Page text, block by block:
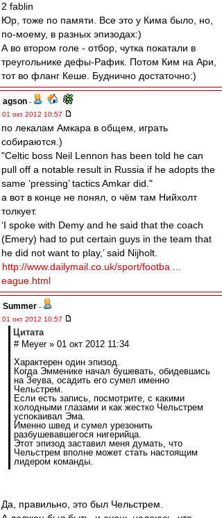
2 fablin
Юр, тоже по памяти. Все это у Кима было, но,
по-моему, в разных эпизодах:)
А во втором голе - отбор, чутка покатали в
треугольнике дефы-Рафик. Потом Ким на Ари,
тот во фланг Кеше. Буднично достаточно:)
agson -
01 окт 2012 10:57
по лекалам Амкара в общем, играть
собираются.)
"Celtic boss Neil Lennon has been told he can
pull off a notable result in Russia if he adopts the
same ‘pressing’ tactics Amkar did."
а вот в конце не понял, о чём там Нийхолт
толкует.
‘I spoke with Demy and he said that the coach
(Emery) had to put certain guys in the team that
he did not want to play,’ said Nijholt.
http://www.dailymail.co.uk/sport/footba ...
eague.html
Summer -
01 окт 2012 10:57
Цитата
# Meyer » 01 окт 2012 11:34
Характерен один эпизод.
Когда Эмменике начал бушевать, обидевшись
на Зеува, осадить его сумел именно
Чельстрем.
Если есть запись, посмотрите, с какими
холодными глазами и как жестко Чельстрем
успокаивал Эма.
Именно швед и сумел урезонить
разбушевавшегося нигерийца.
Этот эпизод заставил меня думать, что
Чельстрем вполне может стать настоящим
лидером команды.
Да, правильно, это был Чельстрем.